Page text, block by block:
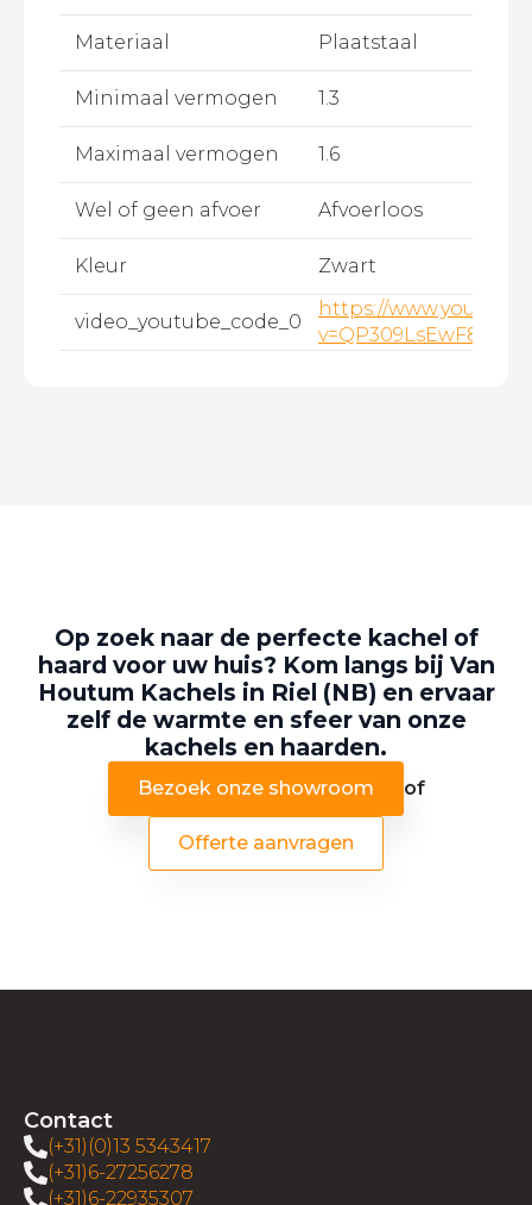
Materiaal Plaatstaal
Minimaal vermogen 1.3
Maximaal vermogen 1.6
Wel of geen afvoer Afvoerloos
Kleur Zwart
video_youtube_code_0
https://
v=QP309LsEwF8
Op zoek naar de perfecte kachel of
haard voor uw huis? Kom langs bij Van
Houtum Kachels in Riel (NB) en ervaar
zelf de warmte en sfeer van onze
kachels en haarden.
Bezoek onze showroom of
Offerte aanvragen
Contact
(+31)(0)13 5343417
(+31)6-27256278
(+31)6-22935307